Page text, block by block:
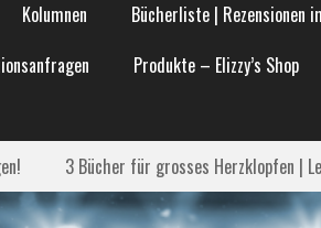
Kolumnen
Bücherliste | Rezensionen
Produkte – Elizzy’s Shop
3 Bücher für grosses Herzklopfen |